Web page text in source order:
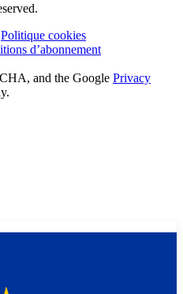
Politique cookies
d’abonnement
and the Google Privacy